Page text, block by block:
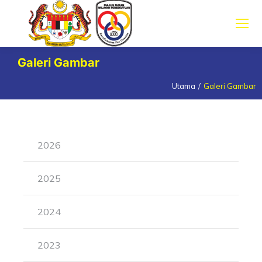
Galeri Gambar
Utama Galeri Gambar
2026
2025
2024
2023